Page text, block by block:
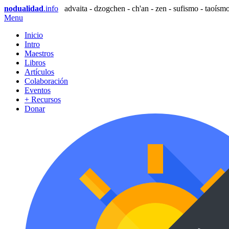
nodualidad.info
advaita - dzogchen - ch'an - zen - sufismo -
Menu
Inicio
Intro
Maestros
Libros
Artículos
Colaboración
Eventos
+ Recursos
Donar